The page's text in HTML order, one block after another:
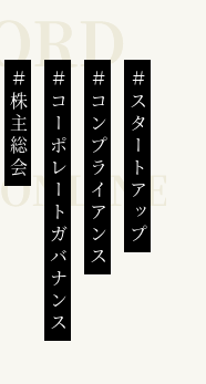
株主総会 コーポレートガバナンスコンプライアンススタートアップ